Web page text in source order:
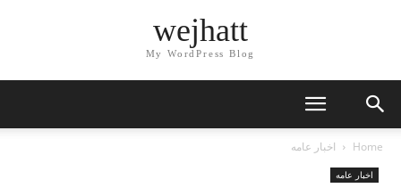
wejhatt
My WordPress Blog
Home اخبار عامه
اخبار عامه